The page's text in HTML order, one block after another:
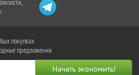
покупках
предложения